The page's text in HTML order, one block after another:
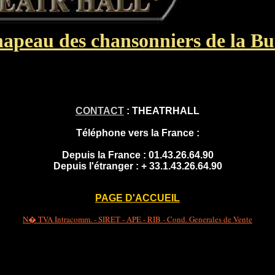
des chansonniers de la
CONTACT : THEATRHALL
Téléphone vers la France :
Depuis la France : 01.43.26.64.90
Depuis l'étranger : + 33.1.43.26.64.90
PAGE D'ACCUEIL
N� TVA Intracomm. - SIRET - APE - RIB - Cond. Generales de Vente